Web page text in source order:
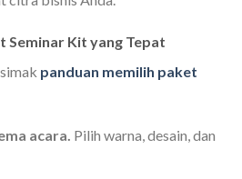
Seminar Kit yang Tepat
panduan memilih paket
acara. Pilih warna, desain, dan